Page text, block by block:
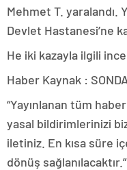
Mehmet T. yaralandı.
Devlet Hastanesi’ne
He iki kazayla ilgili
Haber Kaynak :
“Yayınlanan tüm
yasal bildirimlerinizi
iletiniz. En kısa süre
dönüş sağlanılacaktır.”